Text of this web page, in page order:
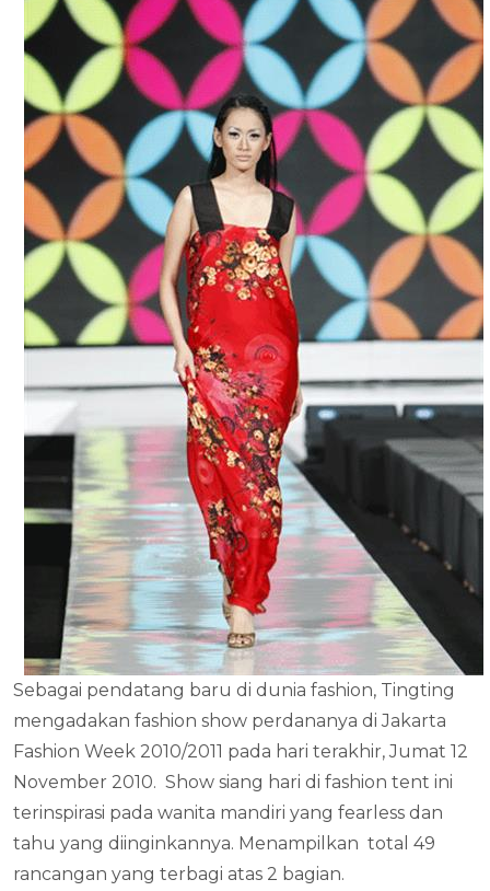
Sebagai pendatang baru di dunia fashion, Tingting
mengadakan fashion show perdananya di Jakarta
Fashion Week 2010/2011 pada hari terakhir, Jumat 12
November 2010. Show siang hari di fashion tent ini
terinspirasi pada wanita mandiri yang fearless dan
tahu yang diinginkannya. Menampilkan total 49
rancangan yang terbagi atas 2 bagian.